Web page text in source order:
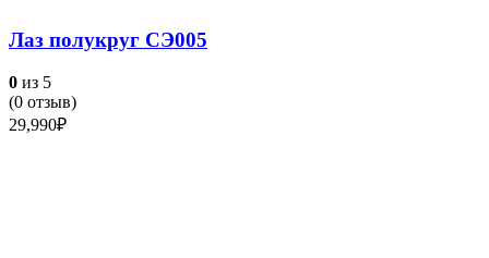
Лаз полукруг СЭ005
0 из 5
(0 отзыв)
29,990₽